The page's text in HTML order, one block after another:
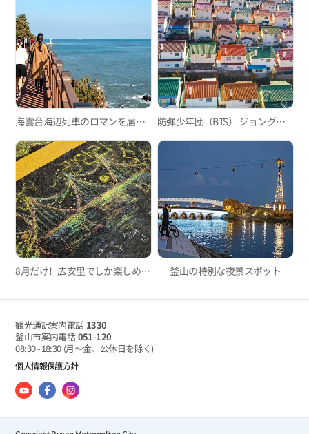
海雲台海辺列車のロマンを届ける釜山グリーンレールウェイ散策路 防弾少年団（BTS） ジョングクコース
8月だけ！広安里でしか楽しめない特別なイベント 釜山の特別な夜景スポット
観光通訳案内電話 1330
釜山市案内電話051-120
08:30 - 18:30 (月～金、公休日を除く)
個人情報保護方針